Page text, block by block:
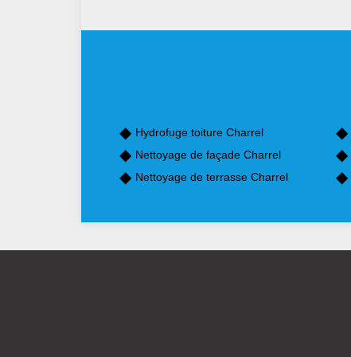
Hydrofuge toiture Charrel
Nettoyage de façade Charrel
Nettoyage de terrasse Charrel